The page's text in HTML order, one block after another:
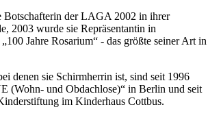
Botschafterin der LAGA 2002 in ihrer
2003 wurde sie Repräsentantin in
Jahre Rosarium“ - das größte seiner Art in
denen sie Schirmherrin ist, sind seit 1996
(Wohn- und Obdachlose)“ in Berlin und seit
im Kinderhaus Cottbus.